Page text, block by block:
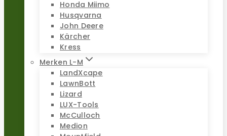
Honda Miimo
Husqvarna
John Deere
Kärcher
Kress
Merken L-M
LandXcape
LawnBott
Lizard
LUX-Tools
McCulloch
Medion